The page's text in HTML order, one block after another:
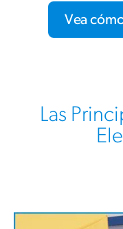
Vea
Las